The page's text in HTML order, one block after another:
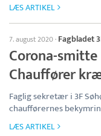
LÆS ARTIKEL
7. august 2020· Fagbladet
Corona-
Chauffører
Faglig sekretær i 3F
chaufførernes
LÆS ARTIKEL